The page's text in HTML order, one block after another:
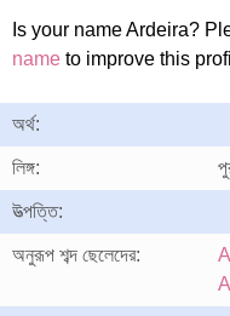
Is your name Ardeira?
name to improve this
অর্থ:
লিঙ্গ:
উত্পত্তি:
অনুরূপ শব্দ ছেলেদের: